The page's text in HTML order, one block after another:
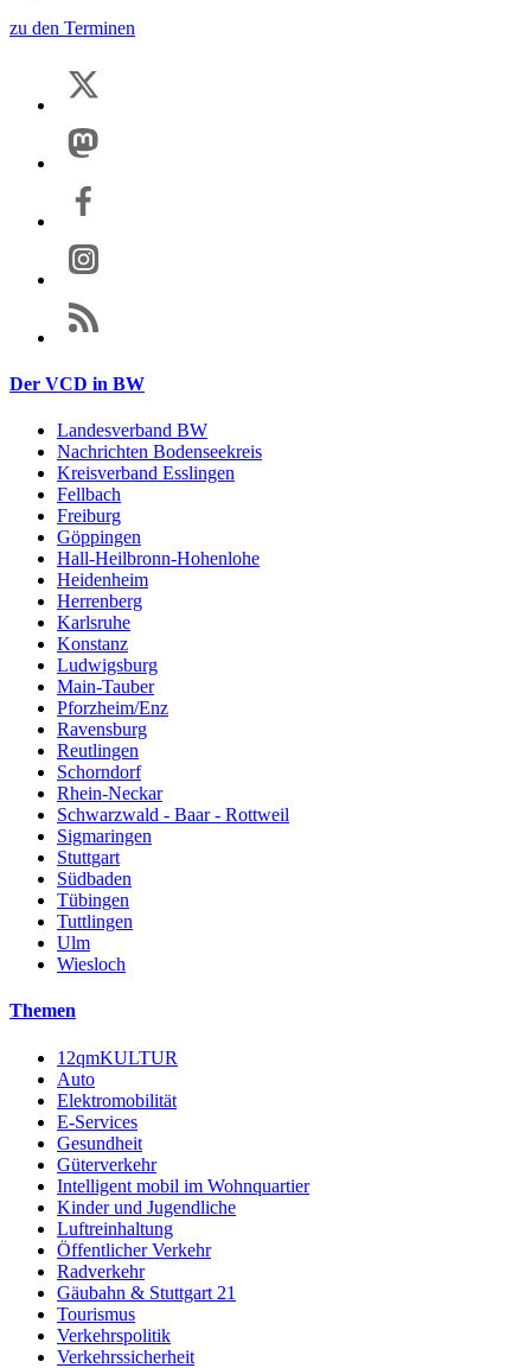
zu den Terminen
Der VCD in BW
Landesverband BW
Nachrichten Bodenseekreis
Kreisverband Esslingen
Fellbach
Freiburg
Göppingen
Hall-Heilbronn-Hohenlohe
Heidenheim
Herrenberg
Karlsruhe
Konstanz
Ludwigsburg
Main-Tauber
Pforzheim/Enz
Ravensburg
Reutlingen
Schorndorf
Rhein-Neckar
Schwarzwald - Baar - Rottweil
Sigmaringen
Stuttgart
Südbaden
Tübingen
Tuttlingen
Ulm
Wiesloch
Themen
12qmKULTUR
Auto
Elektromobilität
E-Services
Gesundheit
Güterverkehr
Intelligent mobil im Wohnquartier
Kinder und Jugendliche
Luftreinhaltung
Öffentlicher Verkehr
Radverkehr
Gäubahn & Stuttgart 21
Tourismus
Verkehrspolitik
Verkehrssicherheit